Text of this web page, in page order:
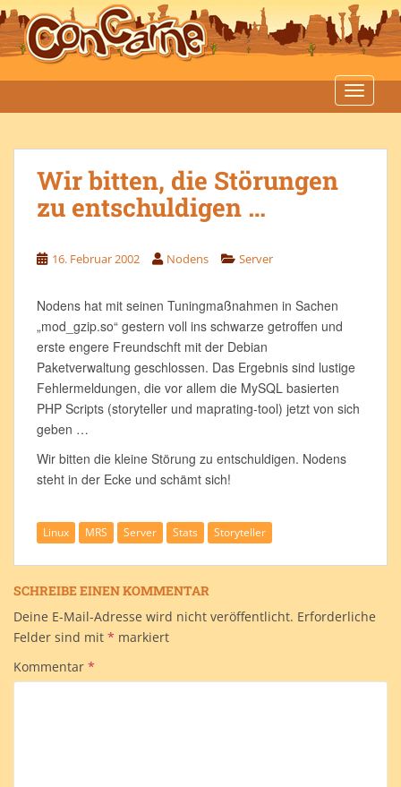
S
k
i
o
Wir bitten, die Störungen
zu entschuldigen …
16. Februar 2002 Nodens Server
Nodens hat mit seinen Tuningmaßnahmen in Sachen
„mod_gzip.so“ gestern voll ins schwarze getroffen und
erste engere Freundschft mit der Debian
Paketverwaltung geschlossen. Das Ergebnis sind lustige
Fehlermeldungen, die vor allem die MySQL basierten
PHP Scripts (storyteller und maprating-tool) jetzt von sich
geben …
Wir bitten die kleine Störung zu entschuldigen. Nodens
steht in der Ecke und schämt sich!
Linux MRS Server Stats Storyteller
SCHREIBE EINEN KOMMENTAR
Deine E-Mail-Adresse wird nicht veröffentlicht. Erforderliche
Felder sind mit * markiert
Kommentar *